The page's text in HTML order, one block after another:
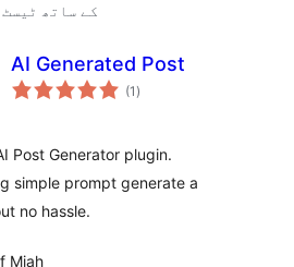
6.8.7 کے ساتھ
AI Generated Post
(1 مجموعی
درجہ
)
Post Generator plugin.
simple prompt generate a
no hassle.
Miah